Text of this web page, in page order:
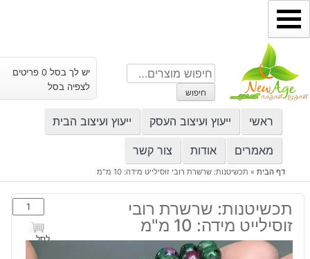
דילוג
לתוכן
חיפוש
עבור:
חיפוש
יש לך בסל 0 פריטים
לצפיה בסל
ראשי ייעוץ ועיצוב העסק ייעוץ ועיצוב הבית
מאמרים אודות צור קשר
דף הבית» תכשיטנות: שרשרת רובי זוסילייט מידה: 10 מ"מ
תכשיטנות: שרשרת רובי
זוסילייט מידה: 10 מ"מ
כמות
של
שרשרת
לסל